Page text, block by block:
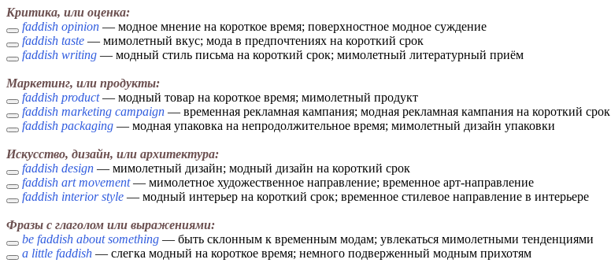
Критика, или оценка:
faddish opinion — модное мнение на короткое время; поверхностное модное суждение
faddish taste — мимолетный вкус; мода в предпочтениях на короткий срок
faddish writing — модный стиль письма на короткий срок; мимолетный литературный приём
Маркетинг, или продукты:
faddish product— модный товар на короткое время; мимолетный продукт
faddish marketing campaign — временная рекламная кампания; модная рекламная кампания на короткий срок
faddish packaging — модная упаковка на непродолжительное время; мимолетный дизайн упаковки
Искусство, дизайн, или архитектура:
faddish design — мимолетный дизайн; модный дизайн на короткий срок
faddish art movement— мимолетное художественное направление; временное арт-направление
faddish interior style — модный интерьер на короткий срок; временное стилевое направление в интерьере
Фразы с глаголом или выражениями:
be faddish about something — быть склонным к временным модам; увлекаться мимолетными тенденциями
a little faddish — слегка модный на короткое время; немного подверженный модным прихотям